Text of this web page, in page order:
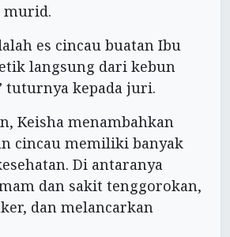
murid.
es cincau buatan Ibu
langsung dari kebun
tuturnya kepada juri.
Keisha menambahkan
cincau memiliki banyak
Di antaranya
dan sakit tenggorokan,
dan melancarkan